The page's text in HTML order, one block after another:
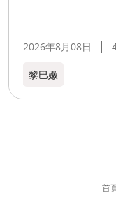
2026年8月08日
黎巴嫩​
首